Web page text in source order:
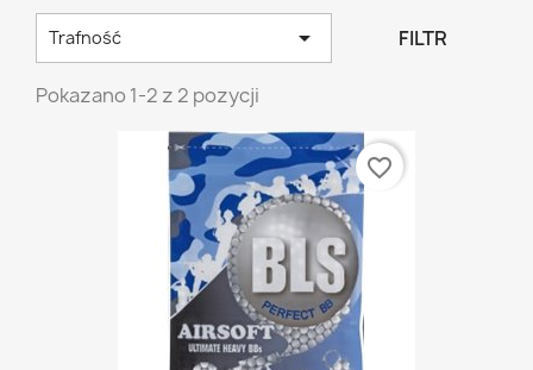
Trafność  FILTR
Pokazano 1-2 z 2 pozycji
favorite_border